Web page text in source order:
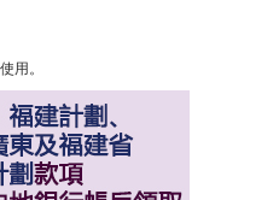
用。